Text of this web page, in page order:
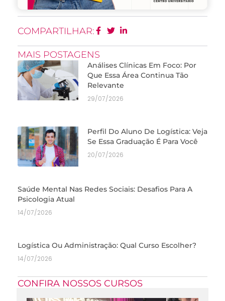
COMPARTILHAR:
MAIS POSTAGENS
Análises Clínicas Em Foco: Por
Que Essa Área Continua Tão
Relevante
29/07/2026
Perfil Do Aluno De Logística: Veja
Se Essa Graduação É Para Você
20/07/2026
Saúde Mental Nas Redes Sociais: Desafios Para A
Psicologia Atual
14/07/2026
Logística Ou Administração: Qual Curso Escolher?
14/07/2026
CONFIRA NOSSOS CURSOS